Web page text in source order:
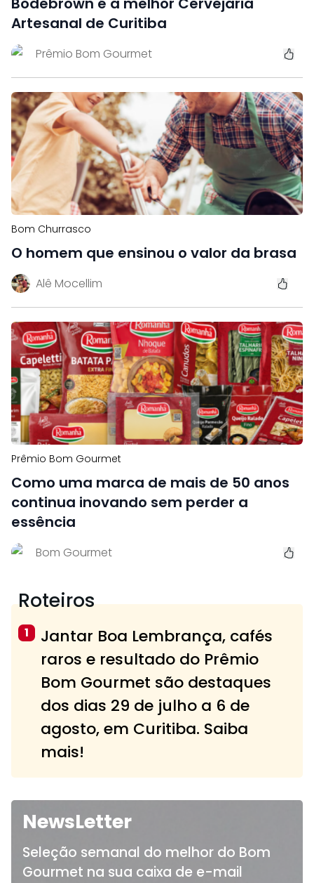
Artesanal de Curitiba
Prêmio Bom Gourmet
Bom Churrasco
O homem que ensinou o valor da brasa
Alê Mocellim
Prêmio Bom Gourmet
Como uma marca de mais de 50 anos
continua inovando sem perder a
essência
Bom Gourmet
Roteiros
1
Jantar Boa Lembrança, cafés
raros e resultado do Prêmio
Bom Gourmet são destaques
dos dias 29 de julho a 6 de
agosto, em Curitiba. Saiba
mais!
NewsLetter
Seleção semanal do melhor do Bom
Gourmet na sua caixa de e-mail